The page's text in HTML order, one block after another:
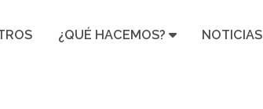
¿QUÉ HACEMOS? NOTICIAS